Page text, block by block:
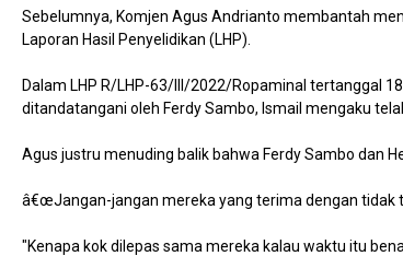
Sebelumnya, Komjen Agus Andrianto membantah
Laporan Hasil Penyelidikan (LHP).
Dalam LHP R/LHP-63/III/2022/Ropaminal tertanggal
ditandatangani oleh Ferdy Sambo, Ismail mengaku
Agus justru menuding balik bahwa Ferdy Sambo dan
â€œJangan-jangan mereka yang terima dengan tidak
"Kenapa kok dilepas sama mereka kalau waktu itu